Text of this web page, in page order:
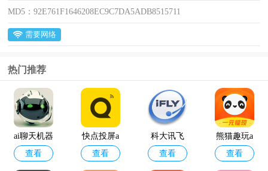
MD5：92E761F1646208EC9C7DA5ADB8515711
需要网络
热门推荐
ai聊天机器
人
查看
快点投屏a
pp
查看
科大讯飞
语音引擎
查看
熊猫趣玩a
pp官方版
查看